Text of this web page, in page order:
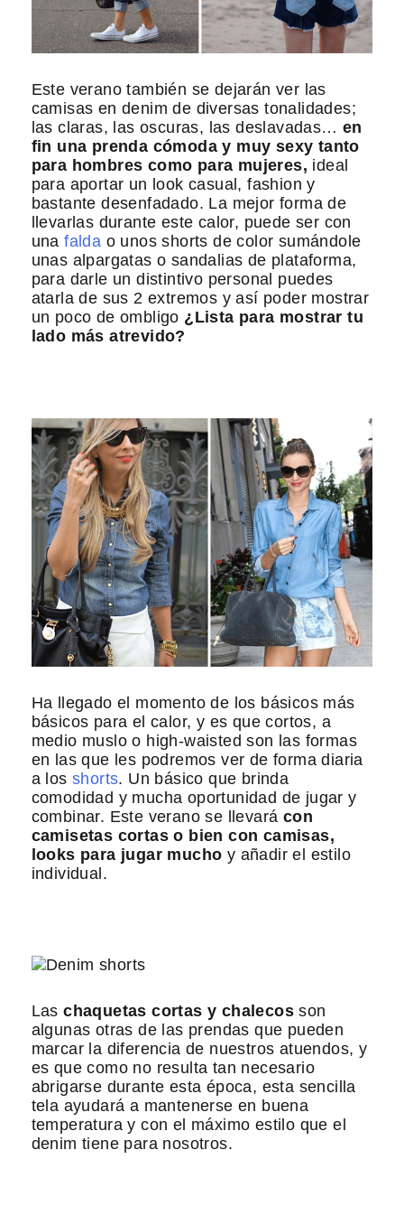
Este verano también se dejarán ver las
camisas en denim de diversas tonalidades;
las claras, las oscuras, las deslavadas… en
fin una prenda cómoda y muy sexy tanto
para hombres como para mujeres, ideal
para aportar un look casual, fashion y
bastante desenfadado. La mejor forma de
llevarlas durante este calor, puede ser con
unafalda o unos shorts de color sumándole
unas alpargatas o sandalias de plataforma,
para darle un distintivo personal puedes
atarla de sus 2 extremos y así poder mostrar
un poco de ombligo ¿Lista para mostrar tu
lado más atrevido?
Ha llegado el momento de los básicos más
básicos para el calor, y es que cortos, a
medio muslo o high-waisted son las formas
en las que les podremos ver de forma diaria
a los shorts. Un básico que brinda
comodidad y mucha oportunidad de jugar y
combinar. Este verano se llevará con
camisetas cortas o bien con camisas,
looks para jugar mucho y añadir el estilo
individual.
Laschaquetas cortas y chalecos son
algunas otras de las prendas que pueden
marcar la diferencia de nuestros atuendos, y
es que como no resulta tan necesario
abrigarse durante esta época, esta sencilla
tela ayudará a mantenerse en buena
temperatura y con el máximo estilo que el
denim tiene para nosotros.